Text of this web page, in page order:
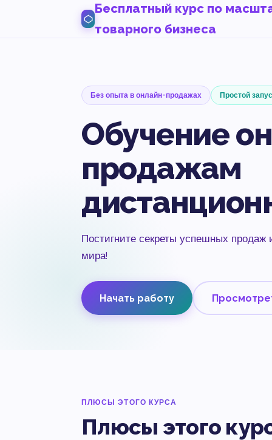
Бесплатный курс по
товарного бизнеса
Без опыта в онлайн-продажах Простой
Обучение
продажам
Постигните секреты успешных продаж
мира!
Начать работу
ПЛЮСЫ ЭТОГО КУРСА
Плюсы этого